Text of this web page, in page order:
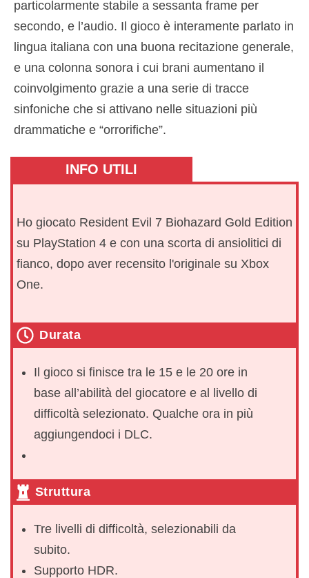
particolarmente stabile a sessanta frame per
secondo, e l’audio. Il gioco è interamente parlato in
lingua italiana con una buona recitazione generale,
e una colonna sonora i cui brani aumentano il
coinvolgimento grazie a una serie di tracce
sinfoniche che si attivano nelle situazioni più
drammatiche e “orrorifiche”.
INFO UTILI
Ho giocato Resident Evil 7 Biohazard Gold Edition
su PlayStation 4 e con una scorta di ansiolitici di
fianco, dopo aver recensito l'originale su Xbox
One.
Durata
Il gioco si finisce tra le 15 e le 20 ore in
base all’abilità del giocatore e al livello di
difficoltà selezionato. Qualche ora in più
aggiungendoci i DLC.
Struttura
Tre livelli di difficoltà, selezionabili da
subito.
Supporto HDR.